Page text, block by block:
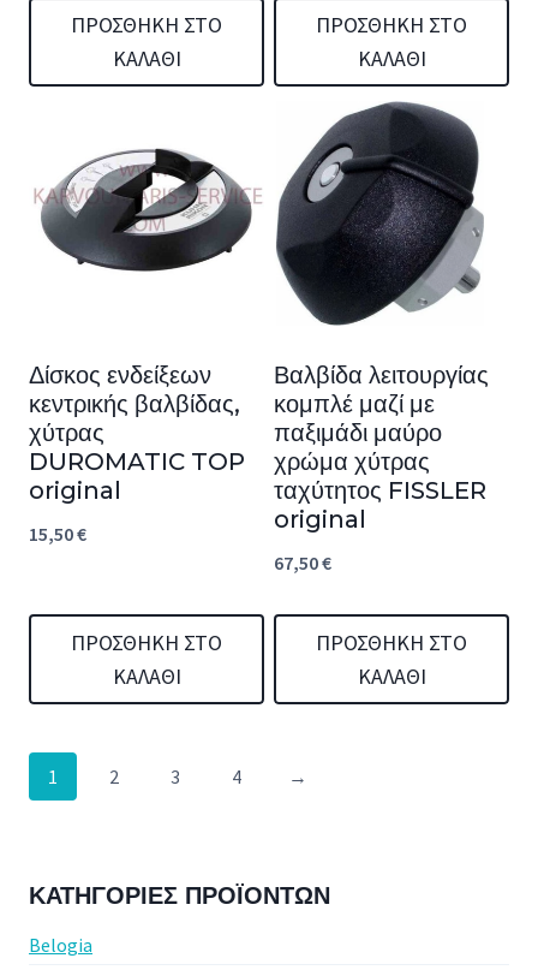
ΠΡΟΣΘΉΚΗ ΣΤΟ
ΚΑΛΆΘΙ
ΠΡΟΣΘΉΚΗ ΣΤΟ
ΚΑΛΆΘΙ
Δίσκος ενδείξεων
κεντρικής βαλβίδας,
χύτρας
DUROMATIC TOP
original
15,50€
ΠΡΟΣΘΉΚΗ ΣΤΟ
ΚΑΛΆΘΙ
Βαλβίδα λειτουργίας
κομπλέ μαζί με
παξιμάδι μαύρο
χρώμα χύτρας
ταχύτητος FISSLER
original
67,50€
ΠΡΟΣΘΉΚΗ ΣΤΟ
ΚΑΛΆΘΙ
1 2 3 4 →
ΚΑΤΗΓΟΡΊΕΣ ΠΡΟΪΌΝΤΩΝ
Belogia